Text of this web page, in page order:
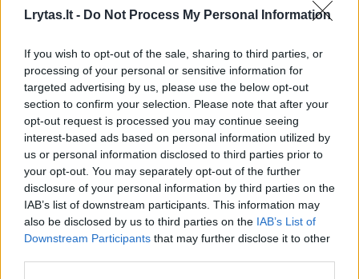
Lrytas.lt - Do Not Process My Personal Information
If you wish to opt-out of the sale, sharing to third parties, or
processing of your personal or sensitive information for
targeted advertising by us, please use the below opt-out
section to confirm your selection. Please note that after your
opt-out request is processed you may continue seeing
interest-based ads based on personal information utilized by
us or personal information disclosed to third parties prior to
your opt-out. You may separately opt-out of the further
disclosure of your personal information by third parties on the
IAB’s list of downstream participants. This information may
also be disclosed by us to third parties on the IAB’s List of
Downstream Participants that may further disclose it to other
Amerikiečiai iki šiol tebesilaiko šios
recepto aprašymu, miltus tebesemia
puodeliais ir cukraus kiekį tebeskaičiuoja
šaukštais, o kepimo miltelius – šauškteliais.
Kaip ten bebūtų, vis tiek negaliu ramiai
žiūrėti, kaip gimnazijos, kurioje dirbu, labai
daug mokinių net per šalčius lauke vaikščioja
be jokių striukų, tik su bliuzonais. Apsiavę
kailinėmis šliurėmis, su užkulniu arba be jo, su